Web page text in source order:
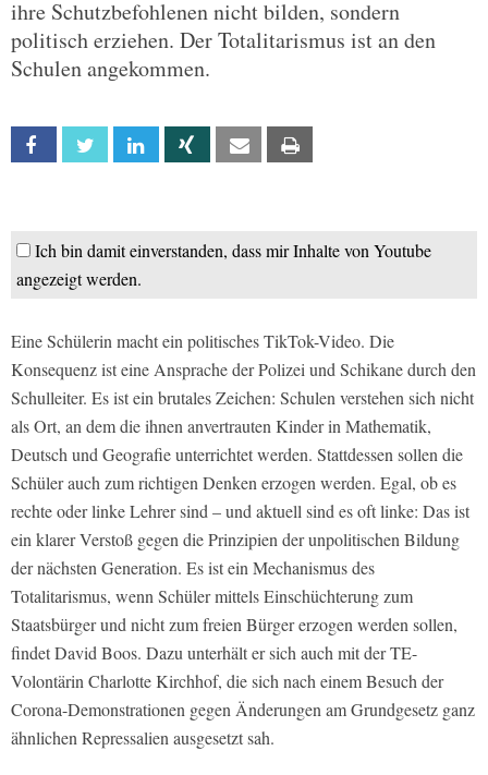
ihre Schutzbefohlenen nicht bilden, sondern
politisch erziehen. Der Totalitarismus ist an den
Schulen angekommen.
Facebook Twitter Linkedin Xing Email
Ich bin damit einverstanden, dass mir Inhalte von Youtube
angezeigt werden.
Eine Schülerin macht ein politisches TikTok-Video. Die
Konsequenz ist eine Ansprache der Polizei und Schikane durch den
Schulleiter. Es ist ein brutales Zeichen: Schulen verstehen sich nicht
als Ort, an dem die ihnen anvertrauten Kinder in Mathematik,
Deutsch und Geografie unterrichtet werden. Stattdessen sollen die
Schüler auch zum richtigen Denken erzogen werden. Egal, ob es
rechte oder linke Lehrer sind – und aktuell sind es oft linke: Das ist
ein klarer Verstoß gegen die Prinzipien der unpolitischen Bildung
der nächsten Generation. Es ist ein Mechanismus des
Totalitarismus, wenn Schüler mittels Einschüchterung zum
Staatsbürger und nicht zum freien Bürger erzogen werden sollen,
findet David Boos. Dazu unterhält er sich auch mit der TE-
Volontärin Charlotte Kirchhof, die sich nach einem Besuch der
Corona-Demonstrationen gegen Änderungen am Grundgesetz ganz
ähnlichen Repressalien ausgesetzt sah.